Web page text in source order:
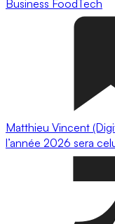
Business FoodTech
Matthieu Vincent
l’année 2026 sera